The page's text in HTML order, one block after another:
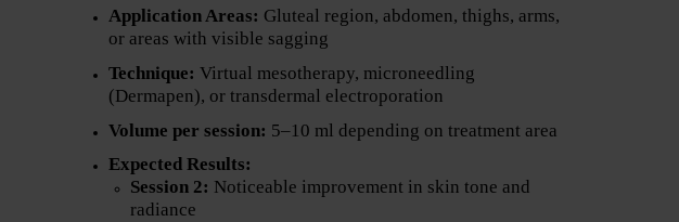
Application Areas: Gluteal region, abdomen, thighs, arms,
or areas with visible sagging
Technique: Virtual mesotherapy, microneedling
(Dermapen), or transdermal electroporation
Volume per session: 5–10 ml depending on treatment area
Expected Results:
Session 2: Noticeable improvement in skin tone and
radiance